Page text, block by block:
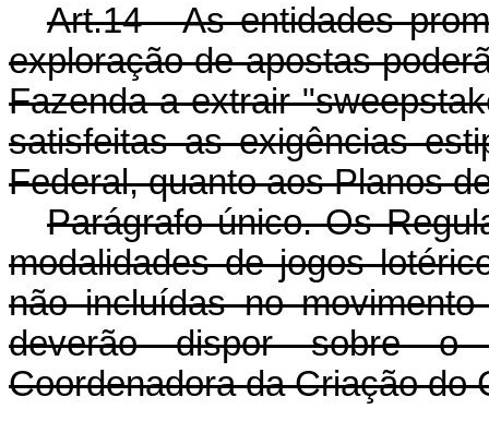
Art.14 - As entidades
exploração de apostas
Fazenda a extrair
satisfeitas as exigências
Federal, quanto aos Planos
Parágrafo único. Os
modalidades de jogos
não incluídas no
deverão dispor sobre o
Coordenadora da Criação do